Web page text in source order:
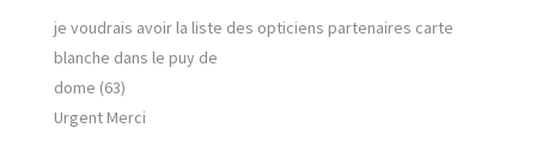
je voudrais avoir la liste des opticiens partenaires carte
blanche dans le puy de
dome (63)
Urgent Merci